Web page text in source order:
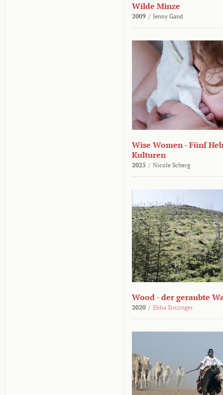
Wilde Minze
2009 / Jenny Gand
Wise Women - Fünf
Kulturen
2025 / Nicole Scherg
Wood - der geraubte
2020 / Ebba Sinzinger